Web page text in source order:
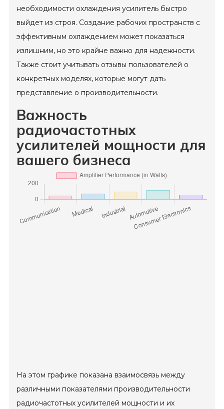
необходимости охлаждения усилитель быстро
выйдет из строя. Создание рабочих пространств с
эффективным охлаждением может показаться
излишним, но это крайне важно для надежности.
Также стоит учитывать отзывы пользователей о
конкретных моделях, которые могут дать
представление о производительности.
Важность
радиочастотных
усилителей мощности для
вашего бизнеса
На этом графике показана взаимосвязь между
различными показателями производительности
радиочастотных усилителей мощности и их